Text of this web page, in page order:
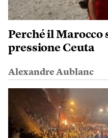
Perché il Marocco
pressione Ceuta
Alexandre Aublanc